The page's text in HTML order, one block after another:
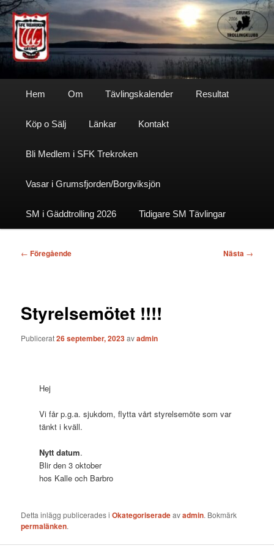
Hoppa
till
primärt
innehållSfktrekroken
Hem Om Tävlingskalender Resultat
Köp o Sälj Länkar Kontakt
Bli Medlem i SFK Trekroken
Vasar i Grumsfjorden/Borgviksjön
SM i Gäddtrolling 2026 Tidigare SM Tävlingar
Inläggsnavigering
← Föregående Nästa →
Styrelsemötet !!!!
Publicerat26 september, 2023avadmin
Hej
Vi får p.g.a. sjukdom, flytta vårt styrelsemöte som var
tänkt i kväll.
Nytt datum.
Blir den 3 oktober
hos Kalle och Barbro
Detta inlägg publicerades iOkategoriseradeavadmin. Bokmärk
permalänken.